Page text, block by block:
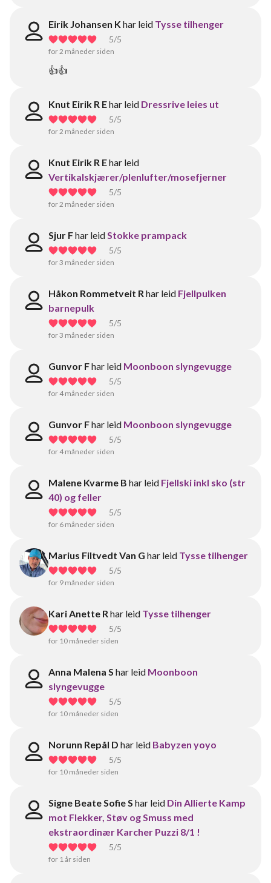
Eirik Johansen K har leid Tysse tilhenger
5/5
for 2 måneder siden
👍👍
Knut Eirik R Ehar leid Dressrive leies ut
5/5
for 2 måneder siden
Knut Eirik R Ehar leid
Vertikalskjærer/plenlufter/mosefjerner
5/5
for 2 måneder siden
Sjur Fhar leidStokke prampack
5/5
for 3 måneder siden
Håkon Rommetveit Rhar leid Fjellpulken
barnepulk
5/5
for 3 måneder siden
Gunvor Fhar leid Moonboon slyngevugge
5/5
for 4 måneder siden
Gunvor Fhar leid Moonboon slyngevugge
5/5
for 4 måneder siden
Malene Kvarme B har leid Fjellski inkl sko (str
40) og feller
5/5
for 6 måneder siden
Marius Filtvedt Van G har leid Tysse tilhenger
5/5
for 9 måneder siden
Kari Anette Rhar leid Tysse tilhenger
5/5
for 10 måneder siden
Anna Malena S har leid Moonboon
slyngevugge
5/5
for 10 måneder siden
Norunn Repål D har leid Babyzen yoyo
5/5
for 10 måneder siden
Signe Beate Sofie S har leid Din Allierte Kamp
mot Flekker, Støv og Smuss med
ekstraordinær Karcher Puzzi 8/1 !
5/5
for 1 år siden